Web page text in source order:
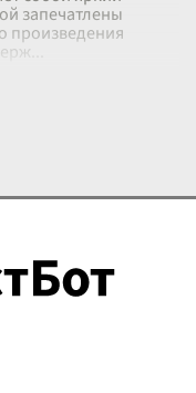
запечатлены
произведения